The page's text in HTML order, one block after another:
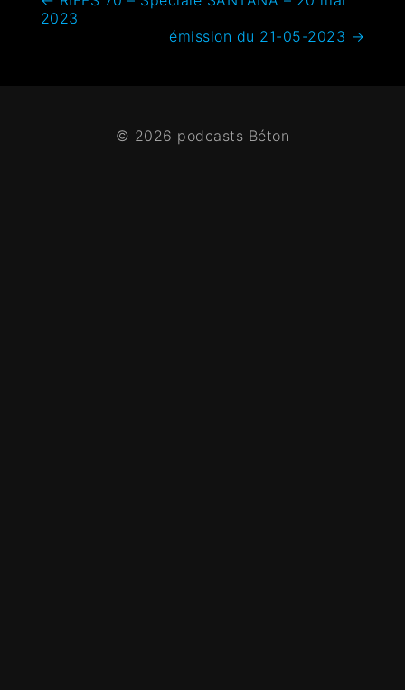
2023
émission du 21-05-2023 →
© 2026 podcasts Béton